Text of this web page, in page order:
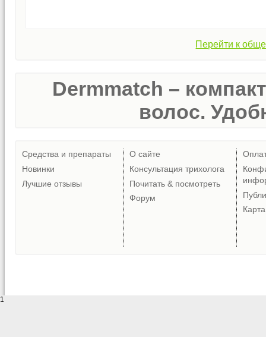
Перейти к
Dermmatch –
волос.
Средства и препараты
Новинки
Лучшие отзывы
О сайте
Консультация трихолога
Почитать & посмотреть
Форум
1